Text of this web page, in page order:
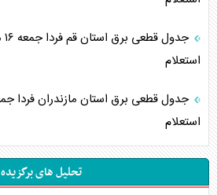
استعلام
استعلام
تحلیل های برگزیده